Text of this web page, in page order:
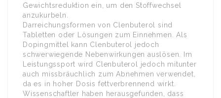
Gewichtsreduktion ein, um den Stoffwechsel
anzukurbeln.
Darreichungsformen von Clenbuterol sind
Tabletten oder Lösungen zum Einnehmen. Als
Dopingmittel kann Clenbuterol jedoch
schwerwiegende Nebenwirkungen auslösen. Im
Leistungssport wird Clenbuterol jedoch mitunter
auch missbräuchlich zum Abnehmen verwendet,
da es in hoher Dosis fettverbrennend wirkt.
Wissenschaftler haben herausgefunden, dass